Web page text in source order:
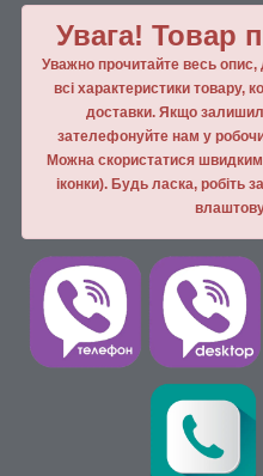
Увага! Товар
Уважно прочитайте весь опис,
всі характеристики товару,
доставки. Якщо
зателефонуйте нам у
Можна скористатися
іконки). Будь ласка, робiть